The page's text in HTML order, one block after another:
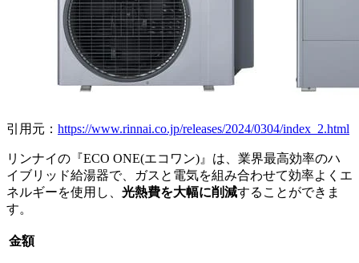
引用元： https://www.rinnai.co.jp/releases/2024/0304/index_2.html
リンナイの『ECO ONE(エコワン)』は、業界最高効率のハ
イブリッド給湯器で、ガスと電気を組み合わせて効率よくエ
ネルギーを使用し、 光熱費を大幅に削減することができま
す。
金額